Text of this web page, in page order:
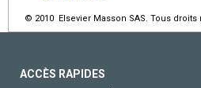
© 2010 Elsevier Masson SAS. Tous droits
ACCÈS RAPIDES